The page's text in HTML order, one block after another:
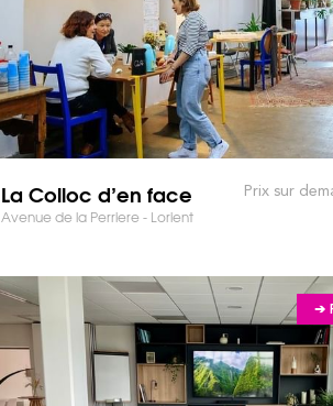
La Colloc d’en face
Avenue de la Perriere - Lorient
Prix sur
➔